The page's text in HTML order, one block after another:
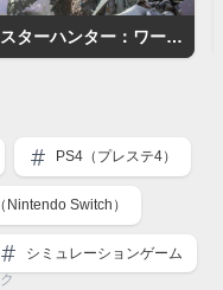
モンスターハンター：ワールド
PS4（プレステ4）
Switch）
シミュレーションゲーム